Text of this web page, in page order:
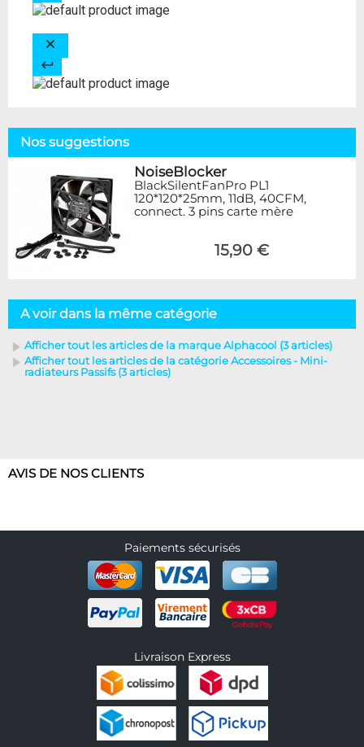
Nos suggestions
NoiseBlocker
BlackSilentFanPro PL1
120*120*25mm, 11dB, 40CFM,
connect. 3 pins carte mère
15,90 €
A voir dans la même catégorie
Afficher tout les articles de la marque Alphacool (3 articles)
Afficher tout les articles de la catégorie Accessoires - Mini-
radiateurs Passifs (3 articles)
AVIS DE NOS CLIENTS
Paiements sécurisés
Livraison Express